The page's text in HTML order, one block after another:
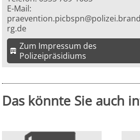
E-Mail:
rg.de
Zum Impressum des
Polizeipräsidiums
Das könnte Sie auch